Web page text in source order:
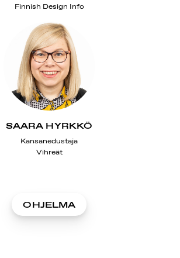
Finnish Design Info
SAARA HYRKKÖ
Kansanedustaja
Vihreät
OHJELMA